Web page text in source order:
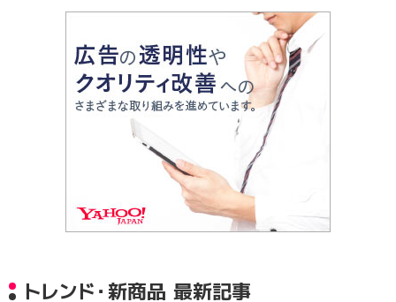
トレンド・新商品 最新記事